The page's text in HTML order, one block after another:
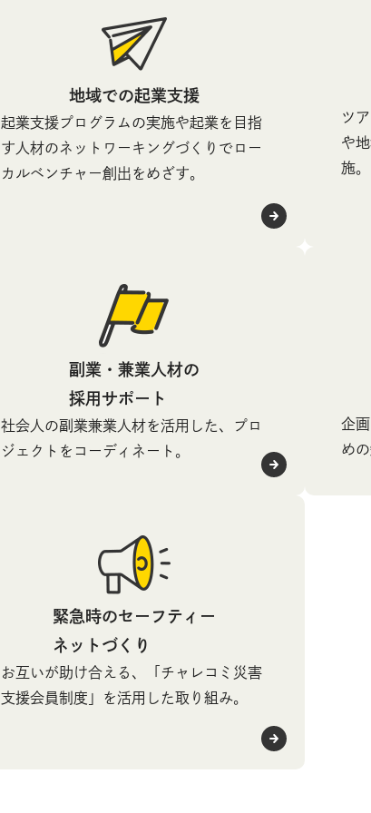
地域での起業支援
起業支援プログラムの実施や起業を目指
す人材のネットワーキングづくりでロー
カルベンチャー創出をめざす。
ツ
や
施。
副業・兼業人材の
採用サポート
社会人の副業兼業人材を活用した、プロ
ジェクトをコーディネート。
企
め
緊急時のセーフティー
ネットづくり
お互いが助け合える、「チャレコミ災害
支援会員制度」を活用した取り組み。